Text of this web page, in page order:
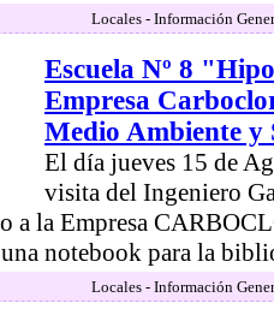
Locales - Información
Escuela Nº 8
Empresa
Medio Ambiente y
El día jueves 15 de
visita del Ingeniero
a la Empresa
notebook para la
Locales - Información